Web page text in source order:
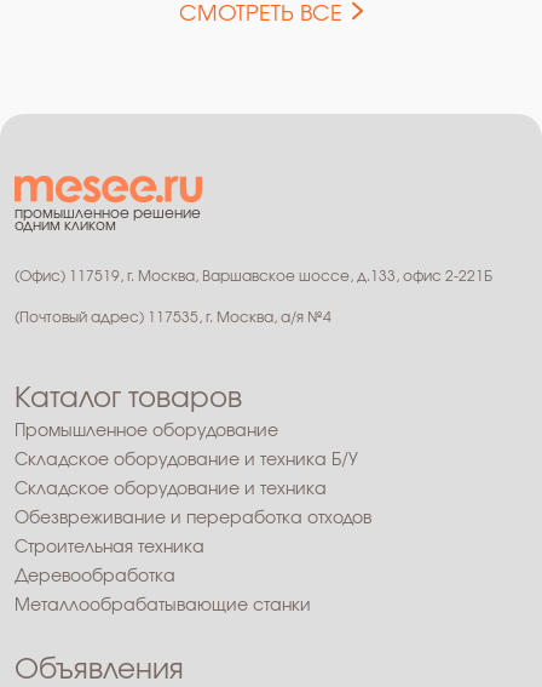
СМОТРЕТЬ ВСЕ
промышленное решение
одним кликом
(Офис) 117519, г. Москва, Варшавское шоссе, д.133, офис 2-221Б
(Почтовый адрес) 117535, г. Москва, а/я №4
Каталог товаров
Промышленное оборудование
Складское оборудование и техника Б/У
Складское оборудование и техника
Обезвреживание и переработка отходов
Строительная техника
Деревообработка
Металлообрабатывающие станки
Объявления